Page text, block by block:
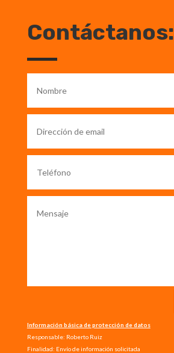
Contáctanos:
Información básica de protección de datos
Responsable: Roberto Ruiz
Finalidad: Envío de información solicitada